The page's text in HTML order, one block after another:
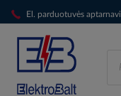
El. parduotuvės
Skip
to
Content